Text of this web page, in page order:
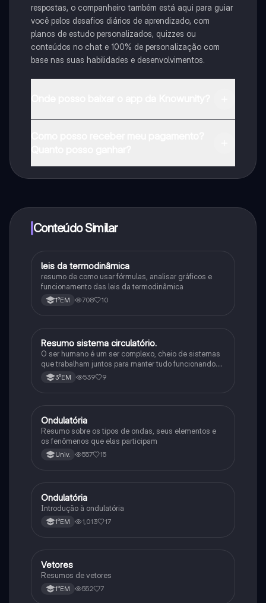
respostas, o companheiro também está aqui para guiar
você pelos desafios diários de aprendizado, com
planos de estudo personalizados, quizzes ou
conteúdos no chat e 100% de personalização com
base nas suas habilidades e desenvolvimentos.
Conteúdo Similar
Física
leis da termodinâmica
resumo de como usar fórmulas, analisar gráficos e
funcionamento das leis da termodinâmica
1°EM 708 10
Física
Resumo sistema circulatório.
O ser humano é um ser complexo, cheio de sistemas
que trabalham juntos para manter tudo funcionando.
Tem inteligência, se comunica de várias formas e
consegue se adaptar a diferentes situações.
3°EM 539 9
Física
Ondulatória
Resumo sobre os tipos de ondas, seus elementos e
os fenômenos que elas participam
Univ. 557 15
Física
Ondulatória
Introdução à ondulatória
1°EM 1,013 17
Física
Vetores
Resumos de vetores
1°EM 552 7